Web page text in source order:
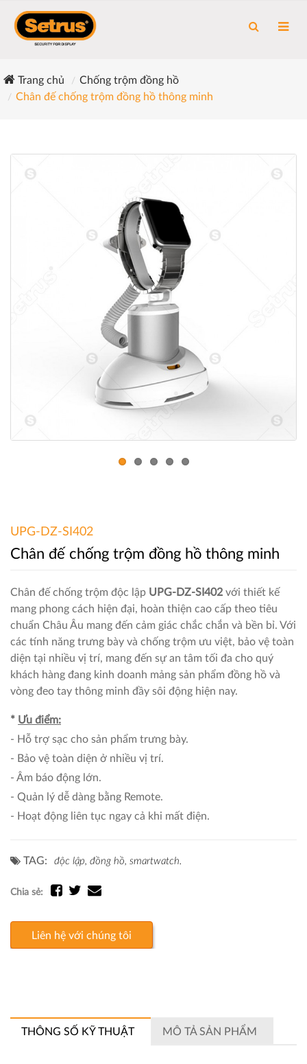
Trang chủ
Chống trộm đồng hồ
Chân đế chống trộm đồng hồ thông minh
UPG-DZ-SI402
Chân đế chống trộm đồng hồ thông minh
Chân đế chống trộm độc lập UPG-DZ-SI402 với thiết kế
mang phong cách hiện đại, hoàn thiện cao cấp theo tiêu
chuẩn Châu Âu mang đến cảm giác chắc chắn và bền bỉ. Với
các tính năng trưng bày và chống trộm ưu việt, bảo vệ toàn
diện tại nhiều vị trí, mang đến sự an tâm tối đa cho quý
khách hàng đang kinh doanh mảng sản phẩm đồng hồ và
vòng đeo tay thông minh đầy sôi động hiện nay.
* Ưu điểm:
- Hỗ trợ sạc cho sản phẩm trưng bày.
- Bảo vệ toàn diện ở nhiều vị trí.
- Âm báo động lớn.
- Quản lý dễ dàng bằng Remote.
- Hoạt động liên tục ngay cả khi mất điện.
TAG: độc lập, đồng hồ, smartwatch.
Chia sẻ:
Liên hệ với chúng tôi
THÔNG SỐ KỸ THUẬT MÔ TẢ SẢN PHẨM